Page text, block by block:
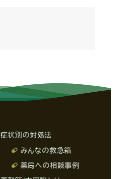
症状別の対処法
みんなの救急箱
薬局への相談事例